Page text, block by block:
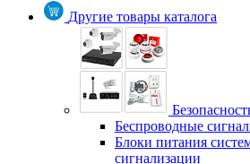
Другие товары каталога
Беспроводные
Блоки питания
сигнализации